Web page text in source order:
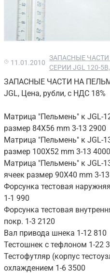
11.01.2010
ЗАПАСНЫЕ
СЕРИИ JGL 120-
ЗАПАСНЫЕ ЧАСТИ НА
JGL, Цена, рубли, с НДС 18%
Матрица "Пельмень" к JGL-
размер 84X56 mm 3-13 2900
Матрица "Пельмень" к JGL-
размер 100X52 mm 3-13 4000
Матрица "Пельмень" к JGL-
ячеек размер 90X40 mm 3-
Форсунка тестовая
1-1 990
Форсунка тестовая
покр. 1-3 2120
Вал привода шнека 1-12 810
Тестошнек с тефлоном 1-22
Тестофутляр (корпус
охлаждением 1-6 3500